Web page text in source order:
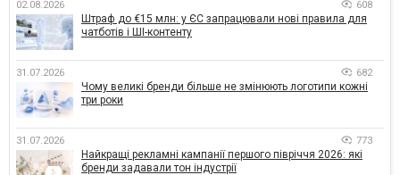
02.08.2026 608
Штраф до €15 млн: у ЄС запрацювали нові правила для
чатботів і ШІ-контенту
31.07.2026 682
Чому великі бренди більше не змінюють логотипи кожні
три роки
31.07.2026 773
Найкращі рекламні кампанії першого півріччя 2026: які
бренди задавали тон індустрії